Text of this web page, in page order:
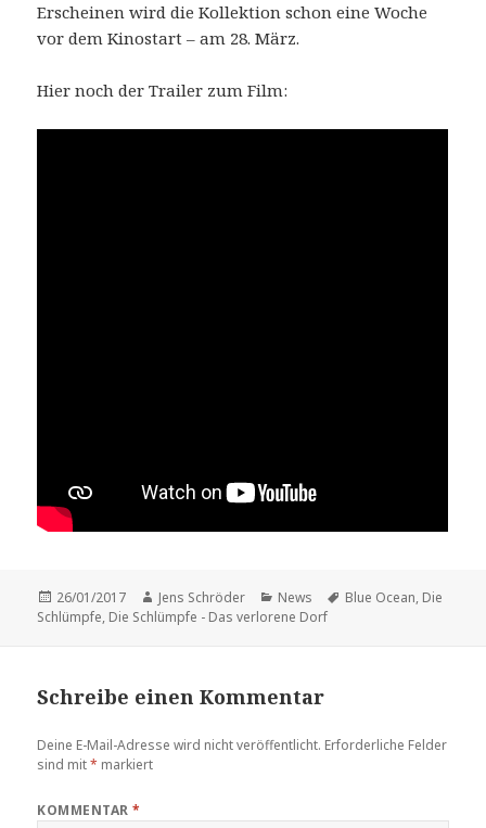
Erscheinen wird die Kollektion schon eine Woche
vor dem Kinostart – am 28. März.
Hier noch der Trailer zum Film:
Veröffentlicht
am
26/01/2017 Autor
Jens Schröder Kategorien
News Schlagwörter
Blue Ocean, Die
Schlümpfe, Die Schlümpfe - Das verlorene Dorf
Schreibe einen Kommentar
Deine E-Mail-Adresse wird nicht veröffentlicht. Erforderliche Felder
sind mit* markiert
KOMMENTAR*